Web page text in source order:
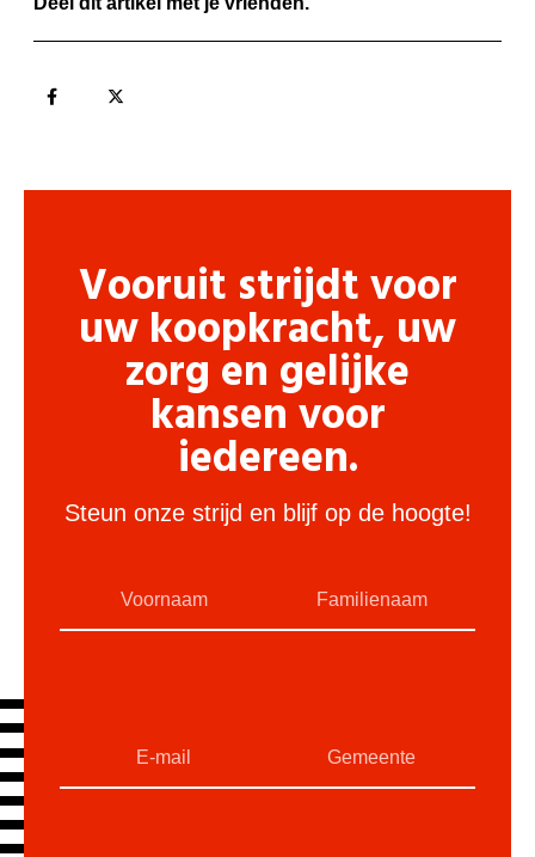
Vooruit strijdt voor
uw koopkracht, uw
zorg en gelijke
kansen voor
iedereen.
Steun onze strijd en blijf op de hoogte!